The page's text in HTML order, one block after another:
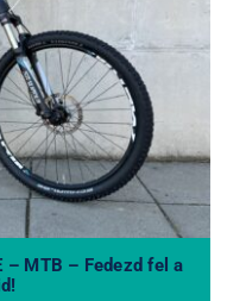
E – MTB –
– MTB – Fedezd fel a